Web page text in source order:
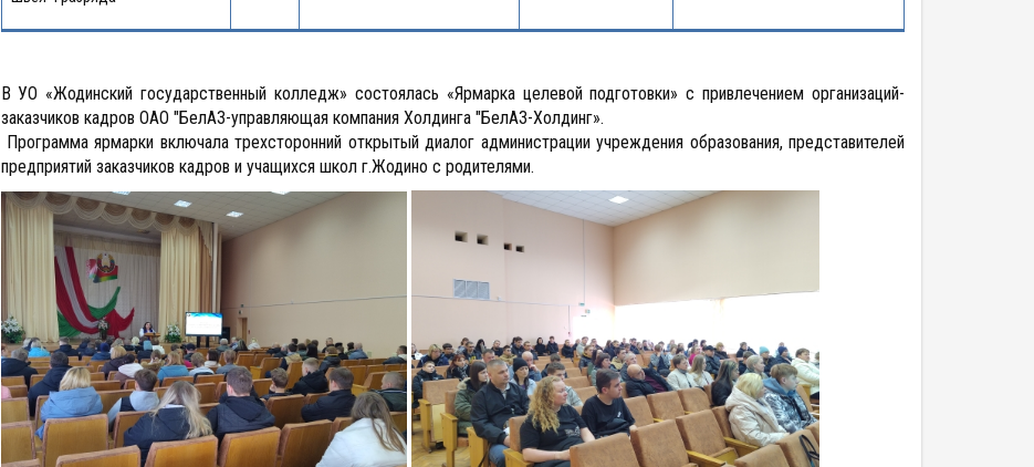
В УО «Жодинский государственный колледж» состоялась «Ярмарка целевой подготовки» с привлечением организаций-
заказчиков кадров ОАО "БелАЗ-управляющая компания Холдинга "БелАЗ-Холдинг».
Программа ярмарки включала трехсторонний открытый диалог администрации учреждения образования, представителей
предприятий заказчиков кадров и учащихся школ г.Жодино с родителями.